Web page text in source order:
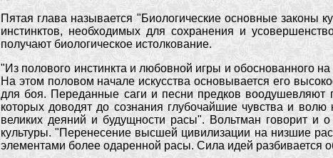
Пятая глава называется "Биологические основные законы
инстинктов, необходимых для сохранения и
получают биологическое истолкование.
"Из полового инстинкта и любовной игры и обоснованного
На этом половом начале искусства основывается его
для боя. Переданные саги и песни предков воодушевляют
которых доводят до сознания глубочайшие чувства и
великих деяний и будущности расы". Вольтман говорит и
культуры. "Перенесение высшей цивилизации на низшие
элементами более одаренной расы. Сила идей разбивается